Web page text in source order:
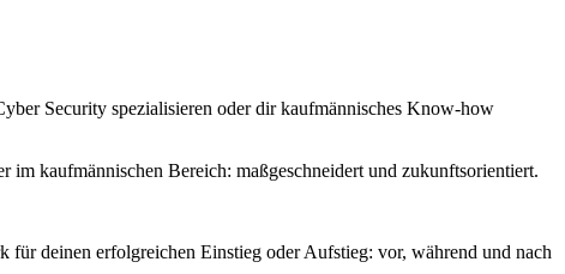
Security spezialisieren oder dir kaufmännisches Know-how
kaufmännischen Bereich: maßgeschneidert und zukunftsorientiert.
für deinen erfolgreichen Einstieg oder Aufstieg: vor, während und nach